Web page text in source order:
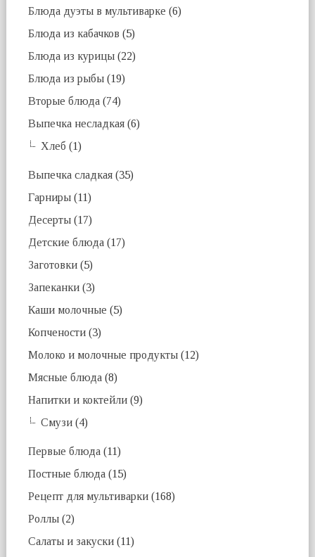
Блюда дуэты в мультиварке (6)
Блюда из кабачков (5)
Блюда из курицы (22)
Блюда из рыбы (19)
Вторые блюда (74)
Выпечка несладкая (6)
Хлеб (1)
Выпечка сладкая (35)
Гарниры (11)
Десерты (17)
Детские блюда (17)
Заготовки (5)
Запеканки (3)
Каши молочные (5)
Копчености (3)
Молоко и молочные продукты (12)
Мясные блюда (8)
Напитки и коктейли (9)
Смузи (4)
Первые блюда (11)
Постные блюда (15)
Рецепт для мультиварки (168)
Роллы (2)
Салаты и закуски (11)